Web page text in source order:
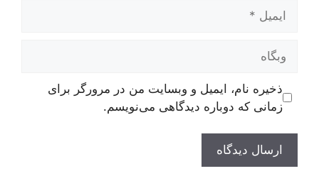
وبگاه
ذخیره نام، ایمیل و وبسایت من در مرورگر برای
زمانی که دوباره دیدگاهی می‌نویسم.